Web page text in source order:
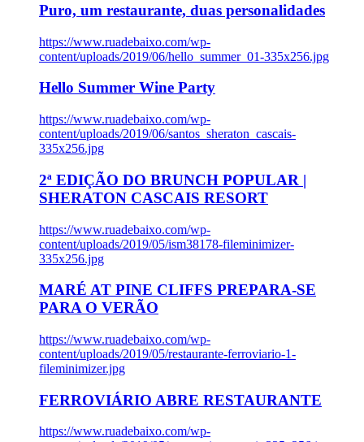
Puro, um restaurante, duas personalidades
https://www.ruadebaixo.com/wp-
content/uploads/2019/06/hello_summer_01-335x256.jpg
Hello Summer Wine Party
https://www.ruadebaixo.com/wp-
content/uploads/2019/06/santos_sheraton_cascais-
335x256.jpg
2ª EDIÇÃO DO BRUNCH POPULAR |
SHERATON CASCAIS RESORT
https://www.ruadebaixo.com/wp-
content/uploads/2019/05/ism38178-fileminimizer-
335x256.jpg
MARÉ AT PINE CLIFFS PREPARA-SE
PARA O VERÃO
https://www.ruadebaixo.com/wp-
content/uploads/2019/05/restaurante-ferroviario-1-
fileminimizer.jpg
FERROVIÁRIO ABRE RESTAURANTE
https://www.ruadebaixo.com/wp-